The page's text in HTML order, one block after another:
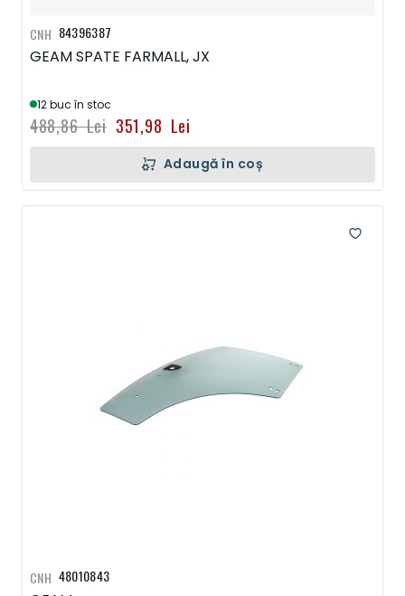
84396387
GEAM SPATE FARMALL, JX
12 buc în stoc
351,98 Lei
488,86 Lei
CNH
Adaugă în coș
48010843
CNH